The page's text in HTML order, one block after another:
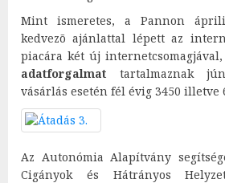
Mint ismeretes, a Pannon
kedvezõ ajánlattal lépett az
piacára két új internetcsomagjával,
adatforgalmat tartalmaznak
vásárlás esetén fél évig 3450 illetve
Az Autonómia Alapítvány
Cigányok és Hátrányos